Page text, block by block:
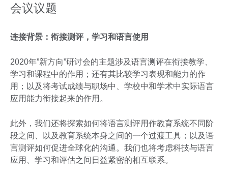
会议议题
连接背景：衔接测评，学习和语言使用
2020年”新方向”研讨会的主题涉及语言测评在衔接教学、
学习和课程中的作用；还有其比较学习表现和能力的作
用；以及将考试成绩与职场中、学校中和学术中实际语言
应用能力衔接起来的作用。
此外，我们还将探索如何将语言测评用作教育系统不同阶
段之间、以及教育系统本身之间的一个过渡工具；以及语
言测评如何促进全球化的沟通。我们也将考虑科技与语言
应用、学习和评估之间日益紧密的相互联系。